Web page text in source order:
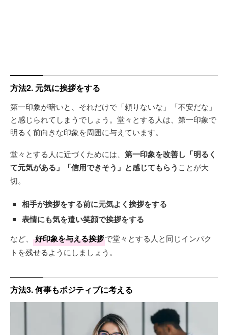
方法2. 元気に挨拶をする
第一印象が暗いと、それだけで「頼りないな」「不安だな」
と感じられてしまうでしょう。堂々とする人は、第一印象で
明るく前向きな印象を周囲に与えています。
堂々とする人に近づくためには、 第一印象を改善し「明るく
て元気がある」「信用できそう」と感じてもらう ことが大
切。
相手が挨拶をする前に元気よく挨拶をする
表情にも気を遣い笑顔で挨拶をする
など、 好印象を与える挨拶で堂々とする人と同じインパク
トを残せるようにしましょう。
方法3. 何事もポジティブに考える